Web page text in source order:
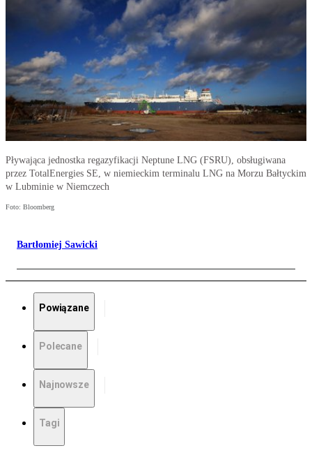
Pływająca jednostka regazyfikacji Neptune LNG (FSRU), obsługiwana
przez TotalEnergies SE, w niemieckim terminalu LNG na Morzu Bałtyckim
w Lubminie w Niemczech
Foto: Bloomberg
Bartłomiej Sawicki
Powiązane
Polecane
Najnowsze
Tagi